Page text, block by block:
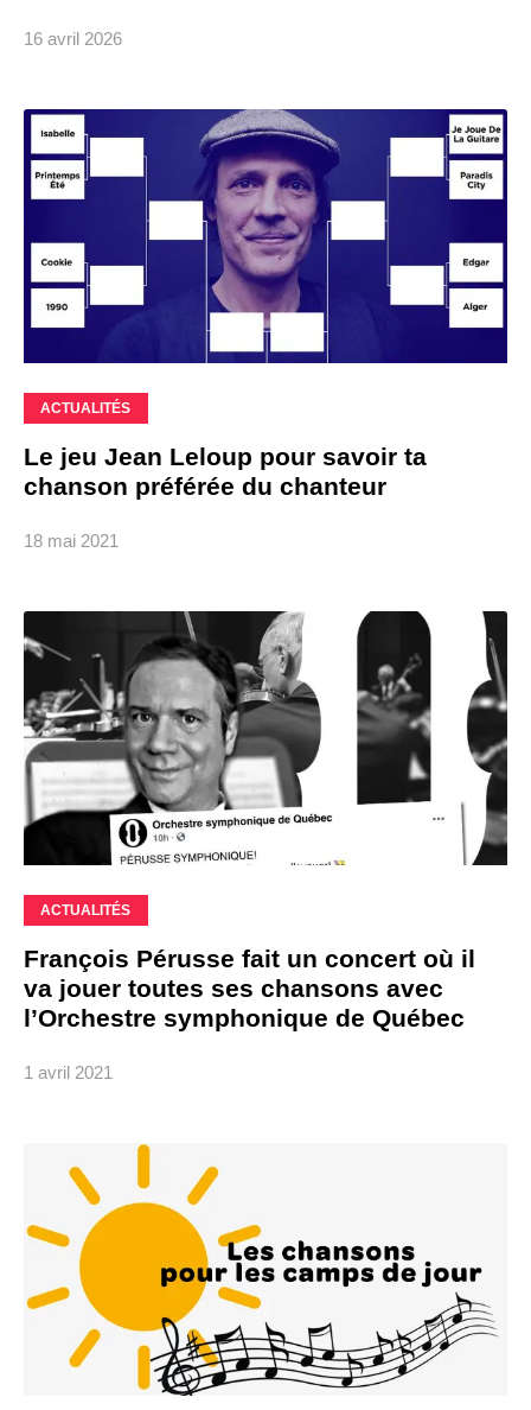
16 avril 2026
ACTUALITÉS
Le jeu Jean Leloup pour savoir ta
chanson préférée du chanteur
18 mai 2021
ACTUALITÉS
François Pérusse fait un concert où il
va jouer toutes ses chansons avec
l’Orchestre symphonique de Québec
1 avril 2021